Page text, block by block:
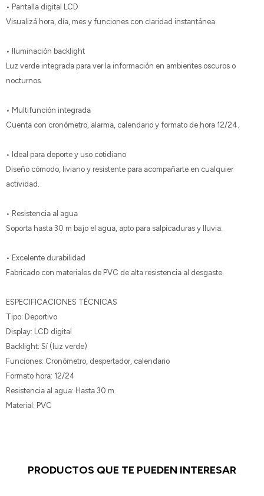
• Pantalla digital LCD
Visualizá hora, día, mes y funciones con claridad instantánea.
• Iluminación backlight
Luz verde integrada para ver la información en ambientes oscuros o
nocturnos.
• Multifunción integrada
Cuenta con cronómetro, alarma, calendario y formato de hora 12/24.
• Ideal para deporte y uso cotidiano
Diseño cómodo, liviano y resistente para acompañarte en cualquier
actividad.
• Resistencia al agua
Soporta hasta 30 m bajo el agua, apto para salpicaduras y lluvia.
• Excelente durabilidad
Fabricado con materiales de PVC de alta resistencia al desgaste.
ESPECIFICACIONES TÉCNICAS
Tipo: Deportivo
Display: LCD digital
Backlight: Sí (luz verde)
Funciones: Cronómetro, despertador, calendario
Formato hora: 12/24
Resistencia al agua: Hasta 30 m
Material: PVC
PRODUCTOS QUE TE PUEDEN INTERESAR